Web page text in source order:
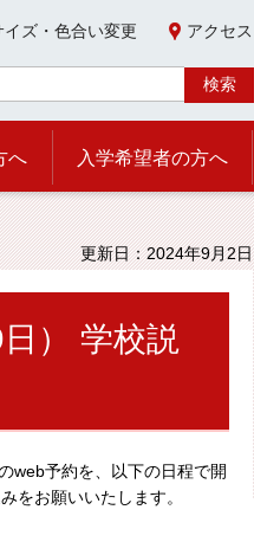
イズ・色合い変更 アクセス
へ 入学希望者の方へ
更新日：2024年9月2日
） 学校説
web予約を、以下の日程で開
をお願いいたします。